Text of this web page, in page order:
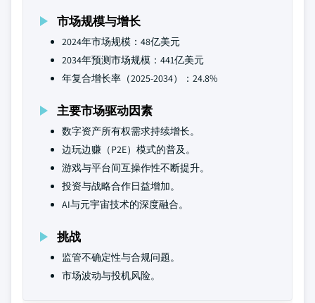
市场规模与增长
2024年市场规模：48亿美元
2034年预测市场规模：441亿美元
年复合增长率（2025-2034）：24.8%
主要市场驱动因素
数字资产所有权需求持续增长。
边玩边赚（P2E）模式的普及。
游戏与平台间互操作性不断提升。
投资与战略合作日益增加。
AI与元宇宙技术的深度融合。
挑战
监管不确定性与合规问题。
市场波动与投机风险。